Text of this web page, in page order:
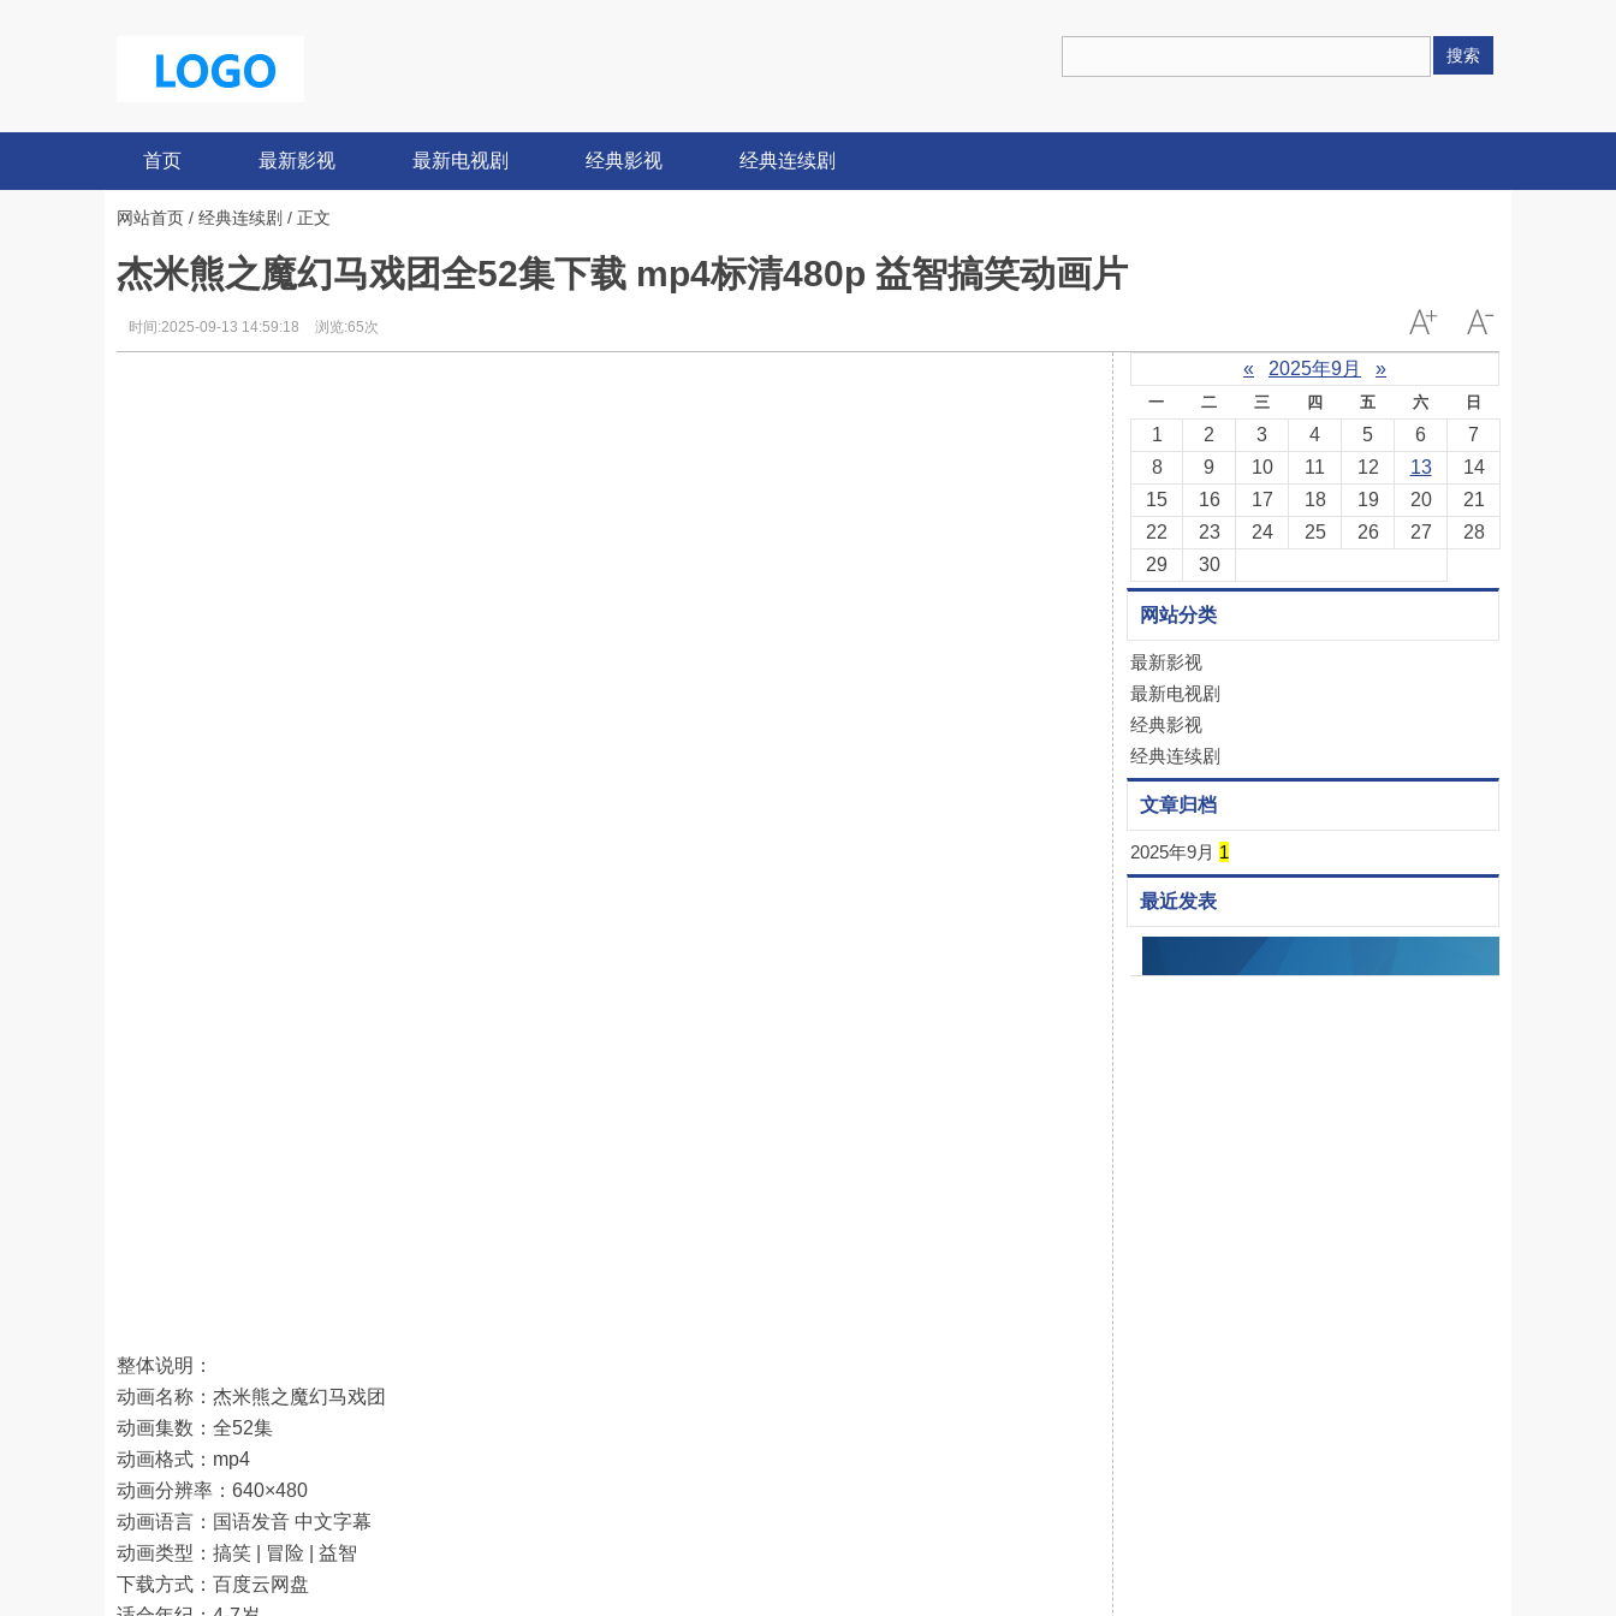
搜索
首页 最新影视 最新电视剧 经典影视 经典连续剧
网站首页 / 经典连续剧 / 正文
杰米熊之魔幻马戏团全52集下载 mp4标清480p 益智搞笑动画片
时间:2025-09-13 14:59:18 浏览:65次
整体说明：
动画名称：杰米熊之魔幻马戏团
动画集数：全52集
动画格式：mp4
动画分辨率：640×480
动画语言：国语发音 中文字幕
动画类型：搞笑 | 冒险 | 益智
下载方式：百度云网盘
« 2025年9月 »
一 二 三 四 五 六 日
1 2 3 4 5 6
7
8
9 10 11 12 13
14
15
16 17 18 19 20
21
22
23 24 25 26 27
28
29
30
网站分类
最新影视
最新电视剧
经典影视
经典连续剧
文章归档
2025年9月 1
最近发表